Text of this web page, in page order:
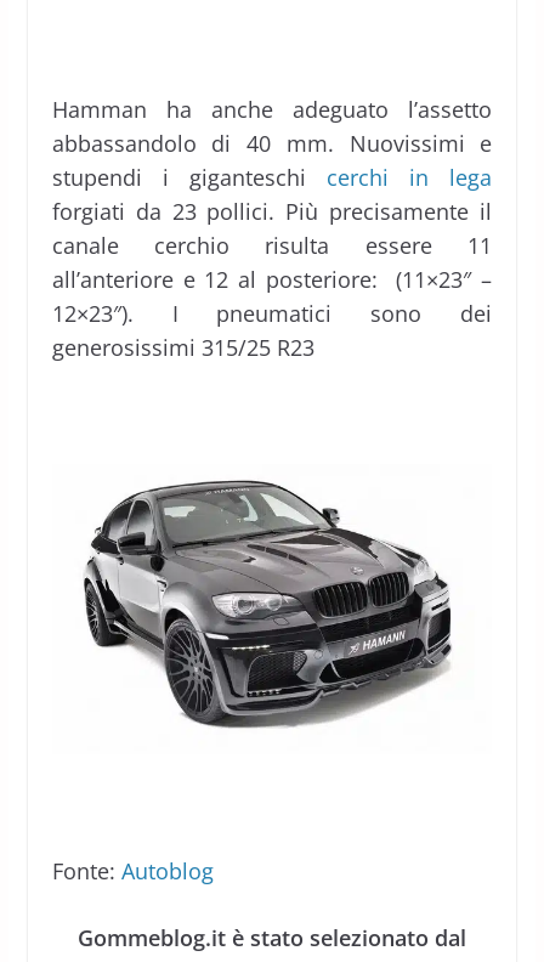
Hamman ha anche adeguato l’assetto
abbassandolo di 40 mm. Nuovissimi e
stupendi i giganteschi cerchi in lega
forgiati da 23 pollici. Più precisamente il
canale cerchio risulta essere 11
all’anteriore e 12 al posteriore: (11×23″ –
12×23″). I pneumatici sono dei
generosissimi 315/25 R23
Fonte: Autoblog
Gommeblog.it è stato selezionato dal